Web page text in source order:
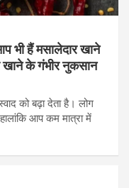
हैं मसालेदार खाने
खाने के गंभीर नुकसान
को बढ़ा देता है। लोग
आप कम मात्रा में